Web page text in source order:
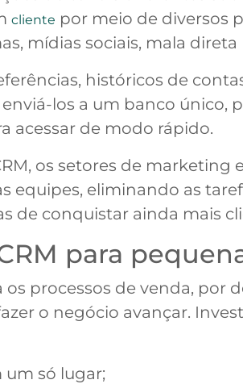
cliente por meio de diversos
mídias sociais, mala
históricos de
los a um banco único,
acessar de modo rápido.
os setores de marketing
equipes, eliminando as
de conquistar ainda mais
para
processos de venda, por
o negócio avançar.
um só lugar;